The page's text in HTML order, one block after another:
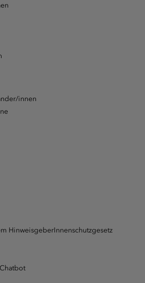
innen
HinweisgeberInnenschutzgesetz